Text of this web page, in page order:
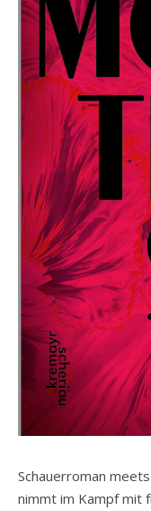
Schauerroman
nimmt im Kampf mit